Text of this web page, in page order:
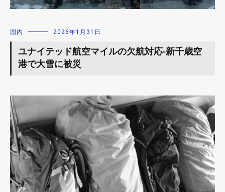
国内 2026年1月31日
ユナイテッド航空マイルの欠航対応-新千歳空
港で大雪に被災